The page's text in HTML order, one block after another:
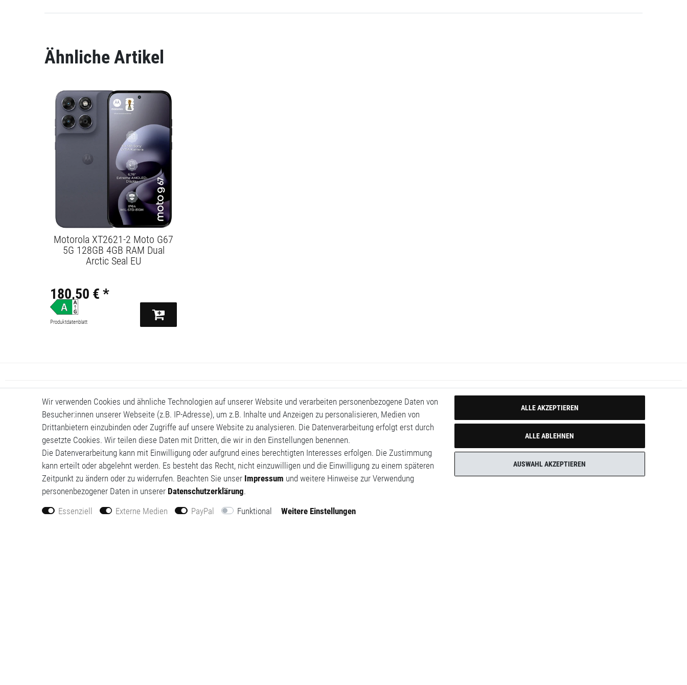
Ähnliche Artikel
Motorola XT2621-2 Moto G67
5G 128GB 4GB RAM Dual
Arctic Seal EU
Produktdatenblatt
180,50 € *
Wir verwenden Cookies und ähnliche Technologien auf unserer Website und verarbeiten personenbezogene Daten von
Besucher:innen unserer Webseite (z.B. IP-Adresse), um z.B. Inhalte und Anzeigen zu personalisieren, Medien von
Drittanbietern einzubinden oder Zugriffe auf unsere Website zu analysieren. Die Datenverarbeitung erfolgt erst durch
gesetzte Cookies. Wir teilen diese Daten mit Dritten, die wir in den Einstellungen benennen.
Die Datenverarbeitung kann mit Einwilligung oder aufgrund eines berechtigten Interesses erfolgen. Die Zustimmung
kann erteilt oder abgelehnt werden. Es besteht das Recht, nicht einzuwilligen und die Einwilligung zu einem späteren
Zeitpunkt zu ändern oder zu widerrufen. Beachten Sie unser Impressum und weitere Hinweise zur Verwendung
personenbezogener Daten in unserer Daten­schutz­erklärung.
Essenziell
Externe Medien PayPal Funktional Weitere Einstellungen
ALLE AKZEPTIEREN
ALLE ABLEHNEN
AUSWAHL AKZEPTIEREN